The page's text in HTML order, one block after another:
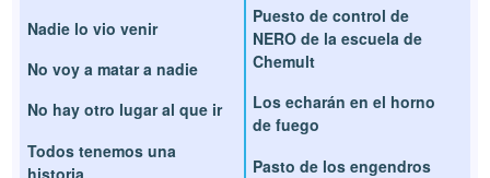
Nadie lo vio venir
No voy a matar a nadie
No hay otro lugar al que ir
Todos tenemos una
historia
Puesto de control de
NERO de la escuela de
Chemult
Los echarán en el horno
de fuego
Pasto de los engendros